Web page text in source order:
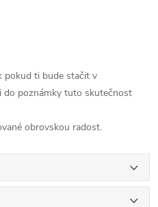
pokud ti bude stačit v
do poznámky tuto skutečnost
obrovskou radost.